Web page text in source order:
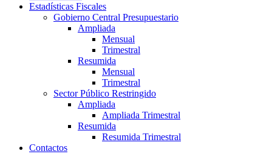
Estadísticas Fiscales
Gobierno Central Presupuestario
Ampliada
Mensual
Trimestral
Resumida
Mensual
Trimestral
Sector Público Restringido
Ampliada
Ampliada Trimestral
Resumida
Resumida Trimestral
Contactos